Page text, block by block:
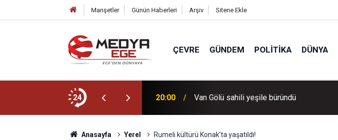
Manşetler Günün Haberleri Arşiv Sitene Ekle
ÇEVRE GÜNDEM POLITIKA DÜNYA
24 20:00 Van Gölü sahili yeşile büründü
Anasayfa Yerel Rumeli kültürü Konak’ta yaşatıldı!